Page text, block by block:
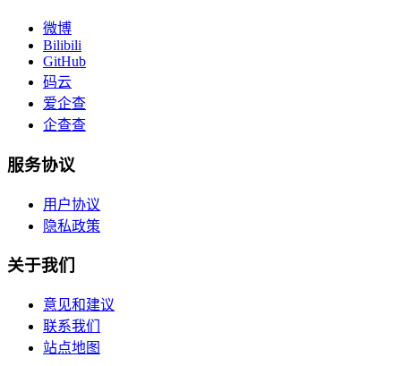
微博
Bilibili
GitHub
码云
爱企查
企查查
服务协议
用户协议
隐私政策
关于我们
意见和建议
联系我们
站点地图